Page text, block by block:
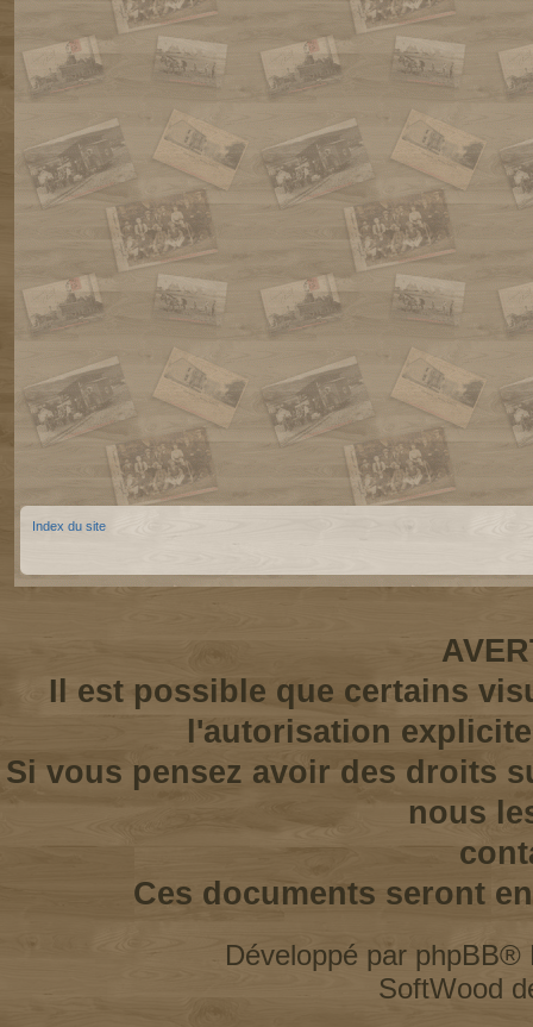
Index du site
Il est possible que certains
l'autorisation
Si vous pensez avoir des droits
nous
Ces documents seront
Développé par phpBB®
SoftWood